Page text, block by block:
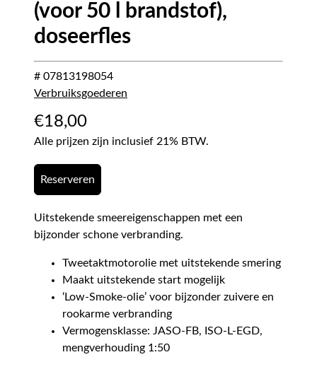
(voor 50 l brandstof),
doseerfles
# 07813198054
Verbruiksgoederen
€18,00
Alle prijzen zijn inclusief 21% BTW.
Reserveren
Uitstekende smeereigenschappen met een
bijzonder schone verbranding.
Tweetaktmotorolie met uitstekende smering
Maakt uitstekende start mogelijk
‘Low-Smoke-olie’ voor bijzonder zuivere en
rookarme verbranding
Vermogensklasse: JASO-FB, ISO-L-EGD,
mengverhouding 1:50